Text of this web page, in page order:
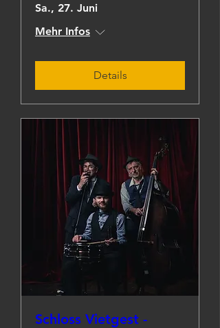
Sa., 27. Juni
Mehr Infos
Details
Schloss Vietgest -